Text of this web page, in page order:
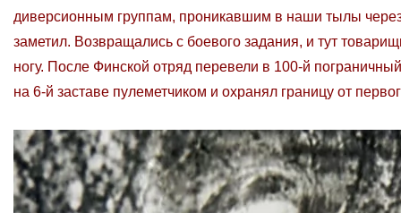
диверсионным группам, проникавшим в наши тылы
заметил. Возвращались с боевого задания, и тут
ногу. После Финской отряд перевели в 100-й
на 6-й заставе пулеметчиком и охранял границу от